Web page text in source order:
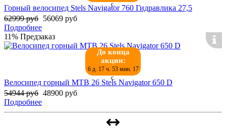
с.
Горный велосипед Stels Navigator 760 Гидравлика 27,5
62999 руб 56069 руб
Подробнее
11% Предзаказ
До конца
акции:
6 д. 17 ч. 53 мин. 17
с.
Велосипед горный MTB 26 Stels Navigator 650 D
54944 руб 48900 руб
Подробнее